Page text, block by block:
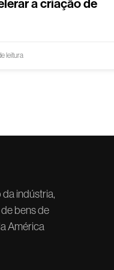
a criação de
leitura
indústria,
bens de
América